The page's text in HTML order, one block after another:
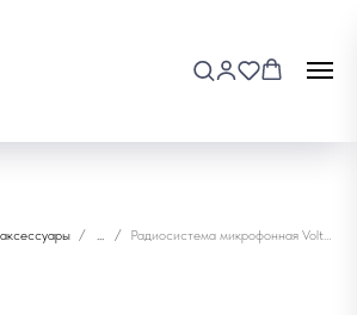
... Радиосистема микрофонная Volta Eco U-2H